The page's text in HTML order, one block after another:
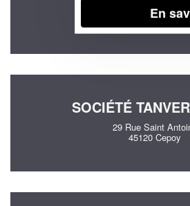
19 Rue Des
45120 Cepoy
SOCIÉTÉ
29 Rue Saint
45120 Cepoy
En